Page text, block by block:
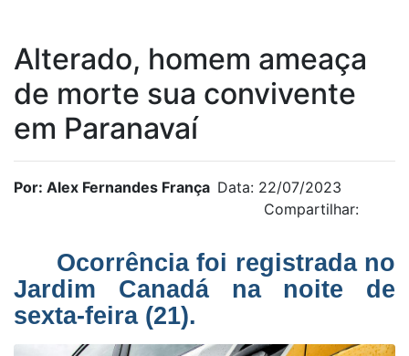
Alterado, homem ameaça
de morte sua convivente
em Paranavaí
Por: Alex Fernandes França Data: 22/07/2023
Compartilhar:
Ocorrência foi registrada no
Jardim Canadá na noite de
sexta-feira (21).